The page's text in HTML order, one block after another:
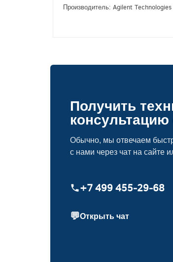
Производитель: Agilent Technologies
Получить
Обычно, мы отвечаем
с нами через чат на сайте
+7 499 455‑29‑68
💬Открыть чат